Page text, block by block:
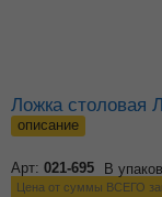
Ложка
описание
Арт: 021-695 В
Цена от суммы ВСЕГО